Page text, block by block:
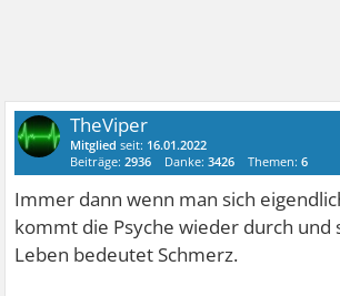
TheViper
Mitglied seit: 16.01.2022
Beiträge:2936 Danke:3426 Themen:6
Immer dann wenn man sich
kommt die Psyche wieder durch und
Leben bedeutet Schmerz.